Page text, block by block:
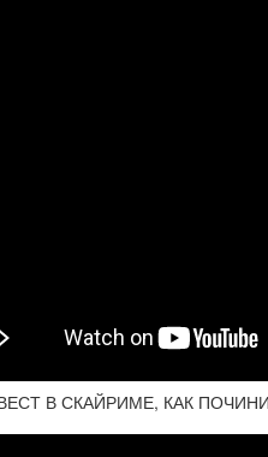
В СКАЙРИМЕ, КАК